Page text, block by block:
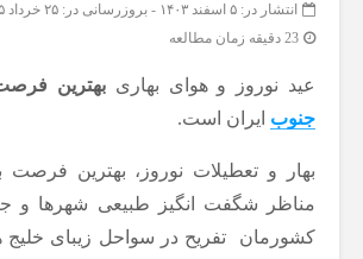
انتشار در: ۵ اسفند ۱۴۰۳
- بروزرسانی در: ۲۵ خرداد ۱۴۰۵
23 دقیقه زمان مطالعه
عید نوروز و هوای بهاری بهترین
جنوب ایران است.
بهار و تعطیلات نوروز، بهترین
مناظر شگفت انگیز طبیعی شهرها و
کشورمان تفریح در سواحل زیبای